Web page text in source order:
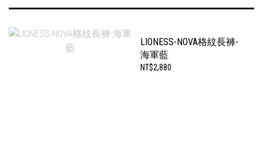
LIONESS-NOVA格紋長褲-
海軍藍
NT$2,880